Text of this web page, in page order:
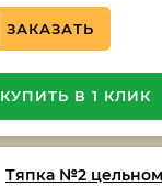
ЗАКАЗАТЬ
КУПИТЬ В 1 КЛИК
Тяпка №2